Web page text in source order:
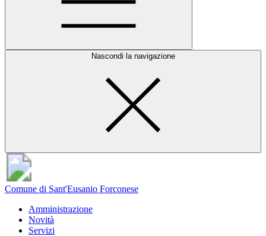
Nascondi la navigazione
Comune di Sant'Eusanio Forconese
Amministrazione
Novità
Servizi